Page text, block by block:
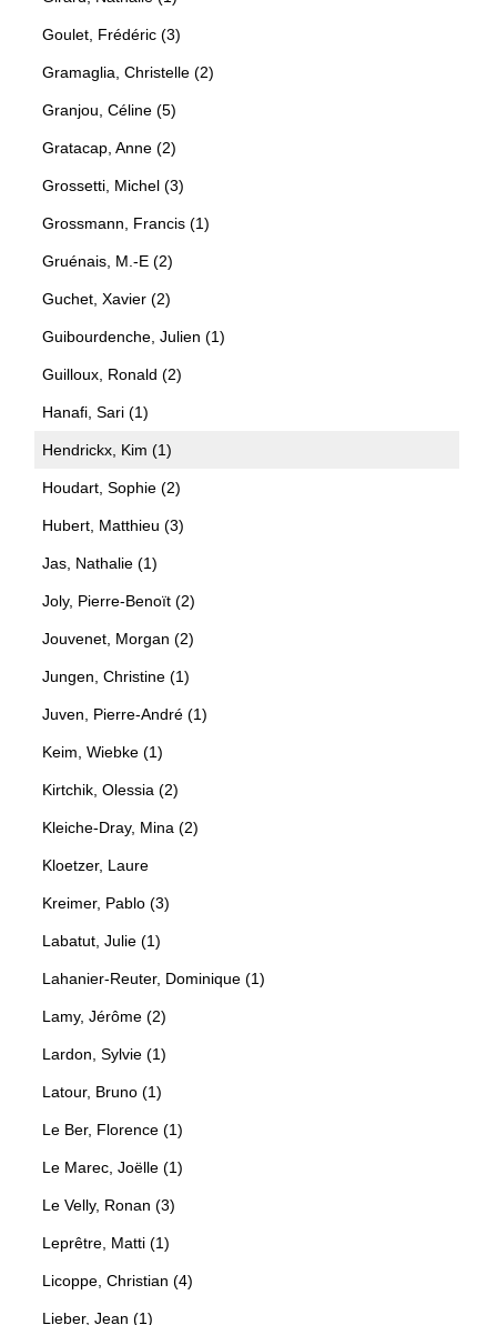
Goulet, Frédéric (3)
Gramaglia, Christelle (2)
Granjou, Céline (5)
Gratacap, Anne (2)
Grossetti, Michel (3)
Grossmann, Francis (1)
Gruénais, M.-E (2)
Guchet, Xavier (2)
Guibourdenche, Julien (1)
Guilloux, Ronald (2)
Hanafi, Sari (1)
Hendrickx, Kim (1)
Houdart, Sophie (2)
Hubert, Matthieu (3)
Jas, Nathalie (1)
Joly, Pierre-Benoït (2)
Jouvenet, Morgan (2)
Jungen, Christine (1)
Juven, Pierre-André (1)
Keim, Wiebke (1)
Kirtchik, Olessia (2)
Kleiche-Dray, Mina (2)
Kloetzer, Laure
Kreimer, Pablo (3)
Labatut, Julie (1)
Lahanier-Reuter, Dominique (1)
Lamy, Jérôme (2)
Lardon, Sylvie (1)
Latour, Bruno (1)
Le Ber, Florence (1)
Le Marec, Joëlle (1)
Le Velly, Ronan (3)
Leprêtre, Matti (1)
Licoppe, Christian (4)
Lieber, Jean (1)